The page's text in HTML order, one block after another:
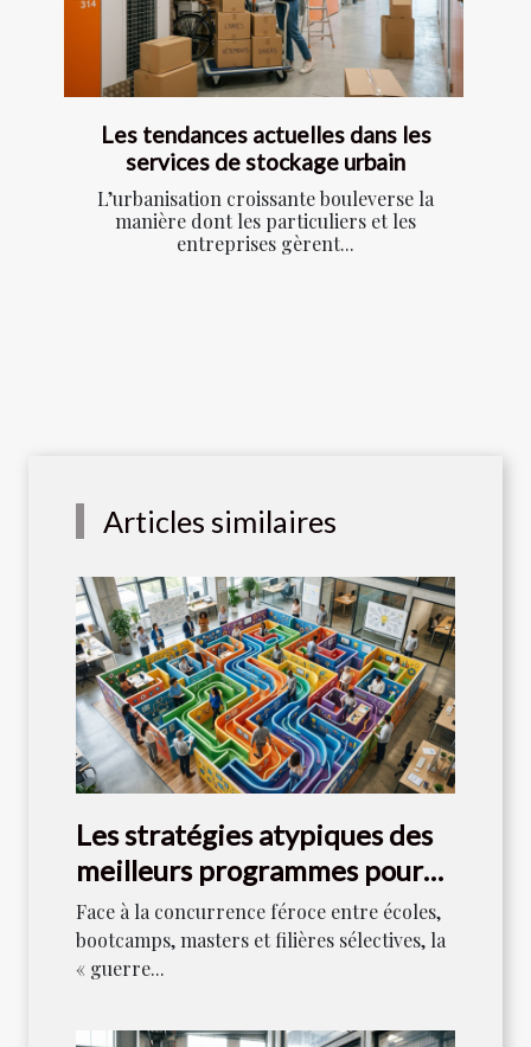
Les tendances actuelles dans les
services de stockage urbain
L’urbanisation croissante bouleverse la
manière dont les particuliers et les
entreprises gèrent...
Articles similaires
Les stratégies atypiques des
meilleurs programmes pour
séduire les candidats
Face à la concurrence féroce entre écoles,
bootcamps, masters et filières sélectives, la
« guerre...